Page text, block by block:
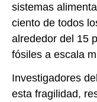
sistemas
ciento de todos
alrededor del 15
fósiles a escala
Investigadores
esta fragilidad,